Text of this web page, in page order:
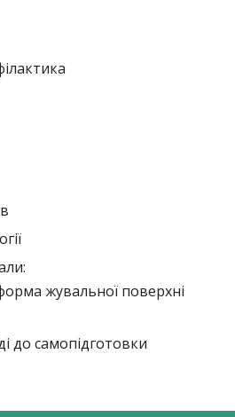
жувальної поверхні
до самопідготовки